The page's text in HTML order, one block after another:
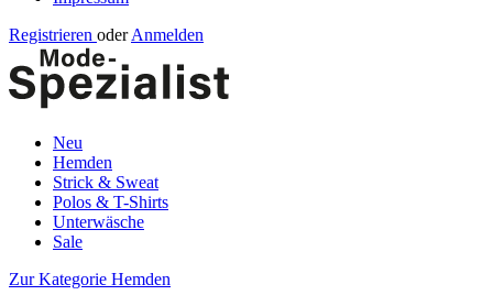
Registrieren oder Anmelden
Neu
Hemden
Strick & Sweat
Polos & T-Shirts
Unterwäsche
Sale
Zur Kategorie Hemden